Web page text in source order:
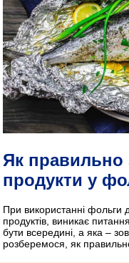
Як правильно
продукти у
При використанні фольги
продуктів, виникає
бути всередині, а яка –
розберемося, як